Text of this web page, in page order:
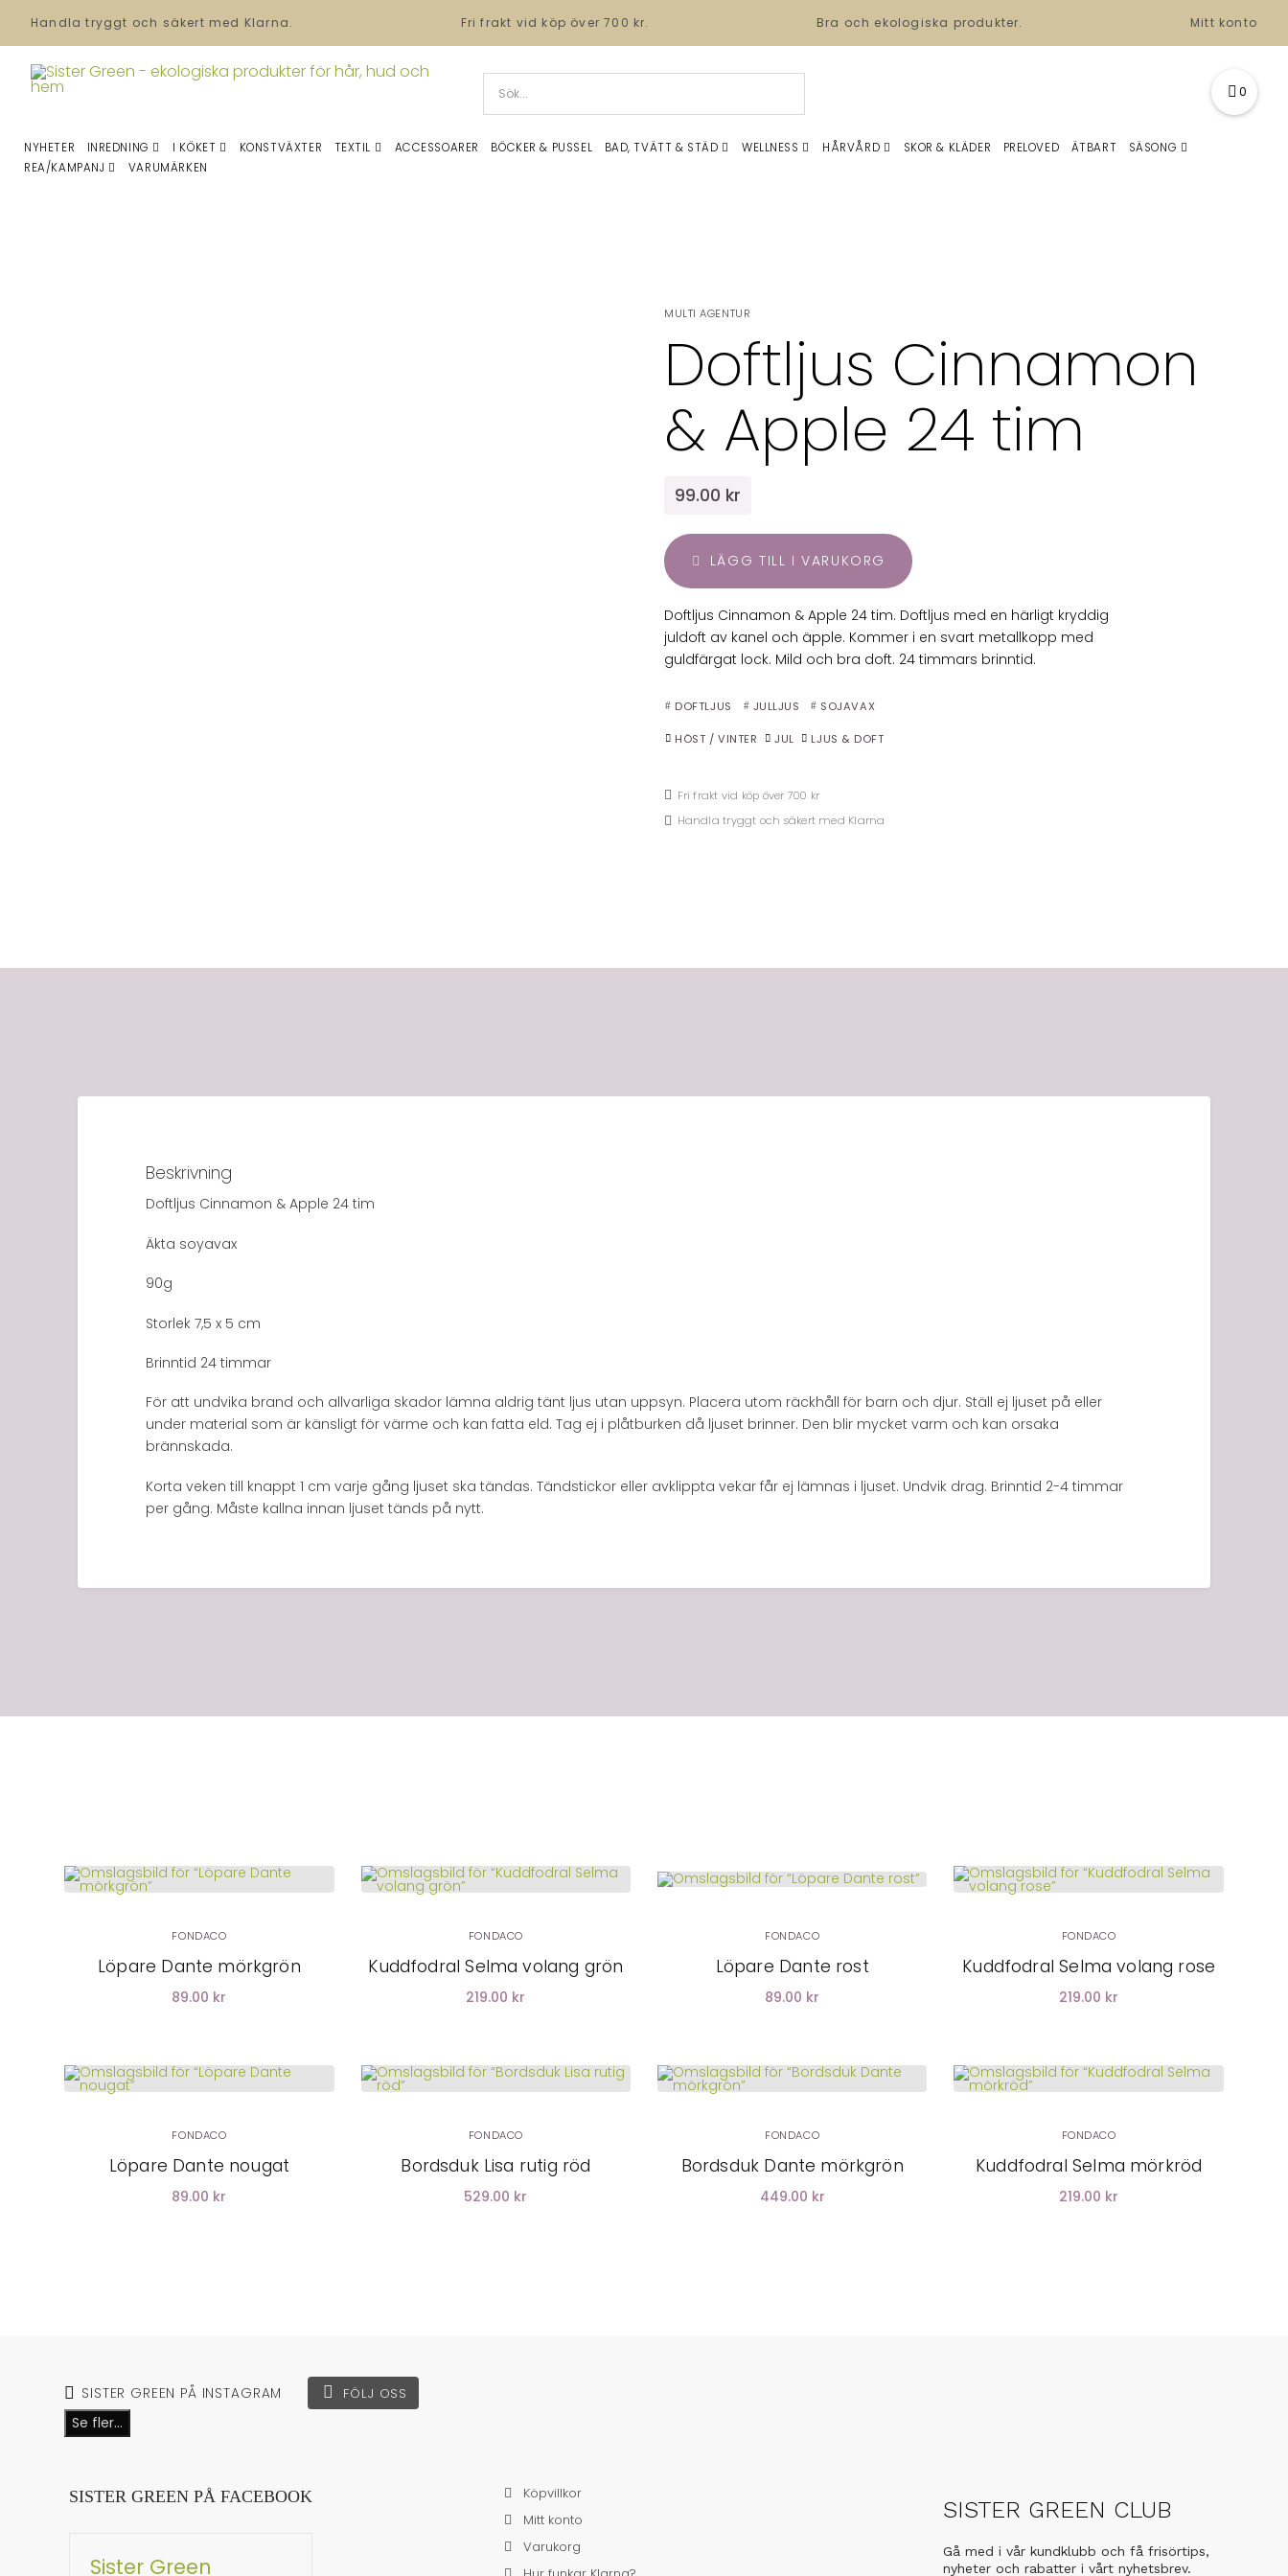
Handla tryggt och säkert med Klarna. Fri frakt vid köp över 700 kr. Bra och ekologiska produkter. Mitt konto
0
NYHETER INREDNING I KÖKET KONSTVÄXTER TEXTIL ACCESSOARER BÖCKER & PUSSEL BAD, TVÄTT & STÄD WELLNESS HÅRVÅRD SKOR & KLÄDER PRELOVED ÄTBART
SÄSONG
REA/KAMPANJ
VARUMÄRKEN
MULTI AGENTUR
Doftljus Cinnamon
& Apple 24 tim
99.00 kr
LÄGG TILL I VARUKORG
Doftljus Cinnamon & Apple 24 tim. Doftljus med en härligt kryddig
juldoft av kanel och äpple. Kommer i en svart metallkopp med
guldfärgat lock. Mild och bra doft. 24 timmars brinntid.
DOFTLJUS JULLJUS SOJAVAX
HÖST / VINTER JUL LJUS & DOFT
Fri frakt vid köp över 700 kr
Handla tryggt och säkert med Klarna
Beskrivning
Doftljus Cinnamon & Apple 24 tim
Äkta soyavax
90g
Storlek 7,5 x 5 cm
Brinntid 24 timmar
För att undvika brand och allvarliga skador lämna aldrig tänt ljus utan uppsyn. Placera utom räckhåll för barn och djur. Ställ ej ljuset på eller
under material som är känsligt för värme och kan fatta eld. Tag ej i plåtburken då ljuset brinner. Den blir mycket varm och kan orsaka
brännskada.
Korta veken till knappt 1 cm varje gång ljuset ska tändas. Tändstickor eller avklippta vekar får ej lämnas i ljuset. Undvik drag. Brinntid 2-4 timmar
per gång. Måste kallna innan ljuset tänds på nytt.
LÄGG I
VARUKORG
FONDACO
Löpare Dante mörkgrön
89.00 kr
LÄGG I
VARUKORG
FONDACO
Kuddfodral Selma volang grön
219.00 kr
LÄGG I
VARUKORG
FONDACO
Löpare Dante rost
89.00 kr
LÄGG I
VARUKORG
FONDACO
Kuddfodral Selma volang rose
219.00 kr
LÄGG I
VARUKORG
FONDACO
Löpare Dante nougat
89.00 kr
LÄGG I
VARUKORG
FONDACO
Bordsduk Lisa rutig röd
529.00 kr
FONDACO
Bordsduk Dante mörkgrön
449.00 kr
LÄGG I
VARUKORG
FONDACO
Kuddfodral Selma mörkröd
219.00 kr
SISTER GREEN PÅ INSTAGRAM FÖLJ OSS
Se fler...
SISTER GREEN PÅ FACEBOOK
Sister Green
Köpvillkor
Mitt konto
Varukorg